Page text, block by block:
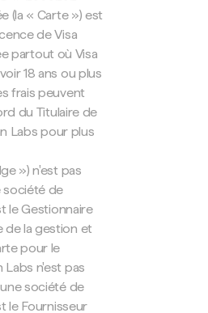
(la « Carte ») est
de Visa
partout où Visa
18 ans ou plus
frais peuvent
du Titulaire de
Labs pour plus
») n'est pas
société de
le Gestionnaire
de la gestion et
pour le
Labs n'est pas
société de
le Fournisseur